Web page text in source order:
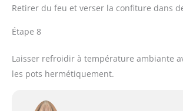
Retirer du feu et verser la confiture dans
Étape 8
Laisser refroidir à température ambiante
les pots hermétiquement.